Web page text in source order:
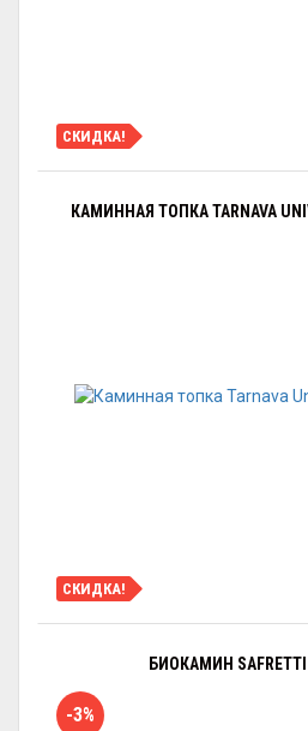
СКИДКА!
КАМИННАЯ ТОПКА TARNAVA
СКИДКА!
БИОКАМИН SAFRETTI
-3%